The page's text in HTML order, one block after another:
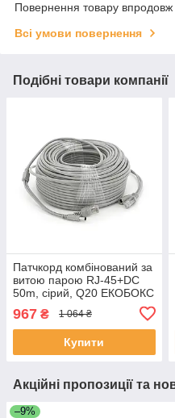
Повернення товару впродовж
Всі умови повернення
Подібні товари компанії
Патчкорд комбінований за
витою парою RJ-45+DC
50m, сірий, Q20 ЕКОБОКС
967 ₴ 1 064 ₴
Купити
Акційні пропозиції та
–9%